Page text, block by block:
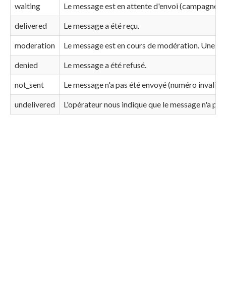
waiting Le message est en attente d'envoi (campagne
delivered Le message a été reçu.
moderation Le message est en cours de modération. Une
denied Le message a été refusé.
not_sent Le message n'a pas été envoyé (numéro
undelivered L'opérateur nous indique que le message n'a